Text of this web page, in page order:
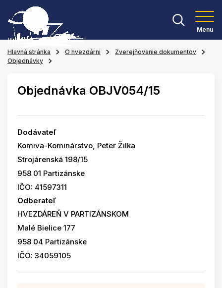
Menu
Hlavná stránka O hvezdárni
Zverejňovanie dokumentov
Objednávky
Objednávka OBJV054/15
Dodávateľ
Komiva-Kominárstvo, Peter Žilka
Strojárenská 198/15
958 01 Partizánske
IČO: 41597311
Odberateľ
HVEZDÁREŇ V PARTIZÁNSKOM
Malé Bielice 177
958 04 Partizánske
IČO: 34059105